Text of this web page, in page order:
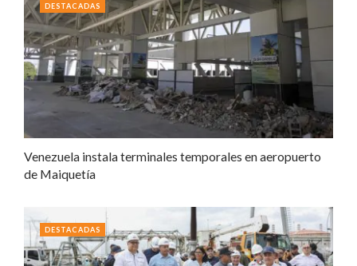
Venezuela instala terminales temporales en aeropuerto
de Maiquetía
DESTACADAS
DESTACADAS